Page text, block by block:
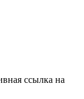
ссылка на